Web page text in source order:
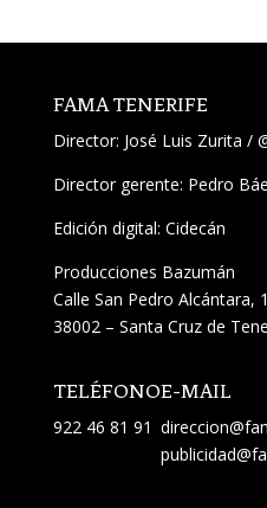
FAMA TENERIFE
Director: José Luis Zurita /
Director gerente: Pedro
Edición digital: Cidecán
Producciones Bazumán
Calle San Pedro Alcántara,
38002 – Santa Cruz de
TELÉFONO
922 46 81 91
E-MAIL